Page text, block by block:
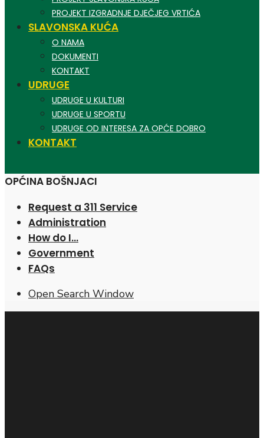
PROJEKT IZGRADNJE DJEČJEG VRTIĆA
SLAVONSKA KUĆA
O NAMA
DOKUMENTI
KONTAKT
UDRUGE
UDRUGE U KULTURI
UDRUGE U SPORTU
UDRUGE OD INTERESA ZA OPĆE DOBRO
KONTAKT
OPĆINA BOŠNJACI
Request a 311 Service
Administration
How do I…
Government
FAQs
Open Search Window